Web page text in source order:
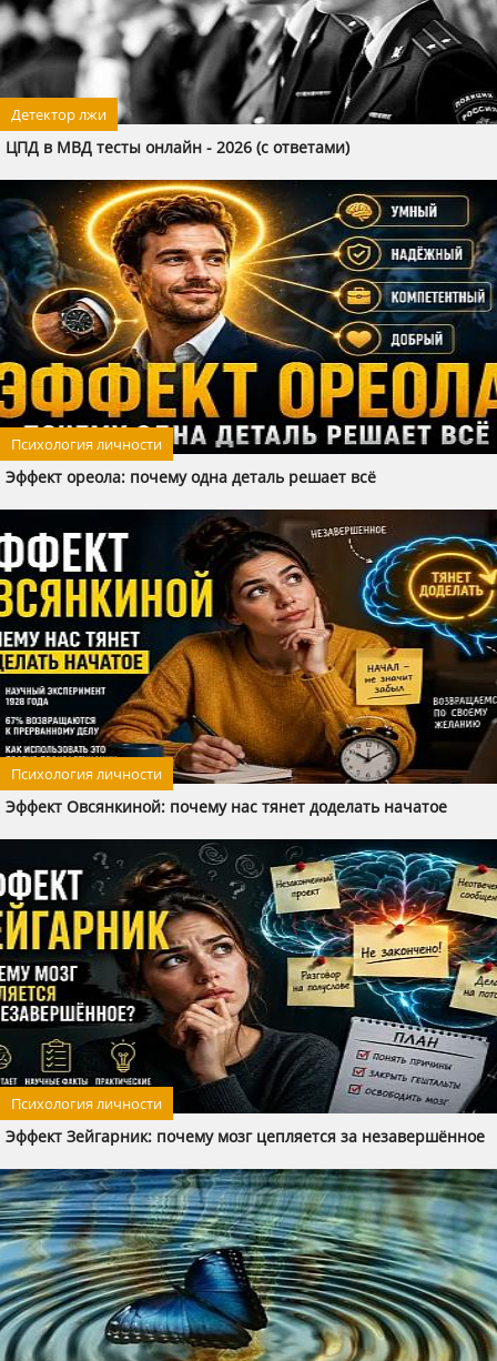
Детектор лжи
ЦПД в МВД тесты онлайн - 2026 (с ответами)
Психология личности
Эффект ореола: почему одна деталь решает всё
Психология личности
Эффект Овсянкиной: почему нас тянет доделать начатое
Психология личности
Эффект Зейгарник: почему мозг цепляется за незавершённое